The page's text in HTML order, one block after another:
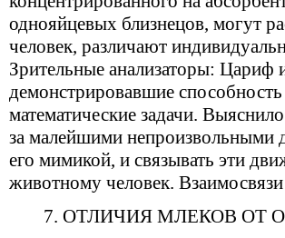
однояйцевых близнецов, могут
человек, различают
Зрительные анализаторы:
демонстрировавшие
математические задачи.
за малейшими непроизвольными
его мимикой, и связывать эти
животному человек.
7. ОТЛИЧИЯ МЛЕКОВ ОТ